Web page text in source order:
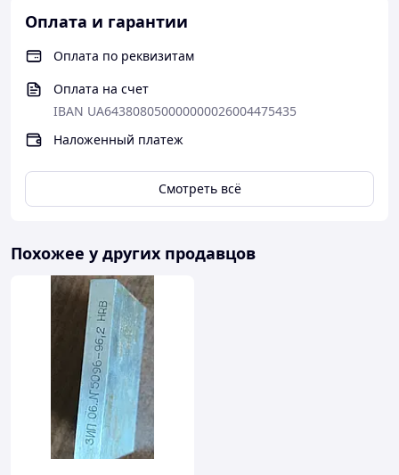
Оплата и гарантии
Оплата по реквизитам
Оплата на счет
IBAN UA643808050000000026004475435
Наложенный платеж
Смотреть всё
Похожее у других продавцов